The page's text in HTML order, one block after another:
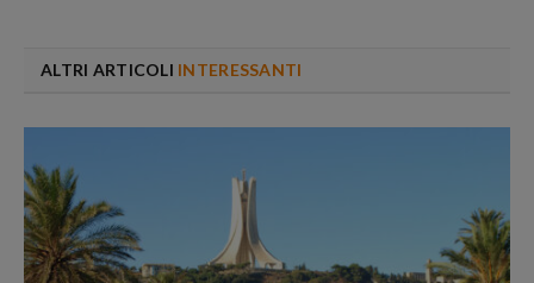
ALTRI ARTICOLI INTERESSANTI